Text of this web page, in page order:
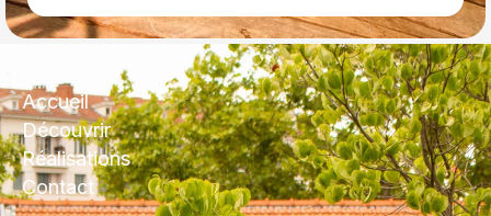
Accueil
Découvrir
Réalisations
Contact